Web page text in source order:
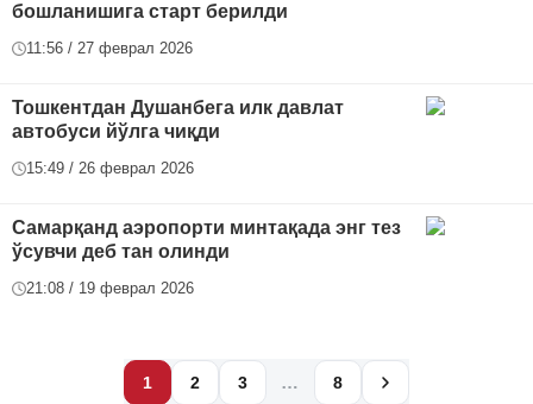
бошланишига старт берилди
11:56 / 27 феврал 2026
Тошкентдан Душанбега илк давлат
автобуси йўлга чиқди
15:49 / 26 феврал 2026
Самарқанд аэропорти минтақада энг тез
ўсувчи деб тан олинди
21:08 / 19 феврал 2026
1 2 3 … 8